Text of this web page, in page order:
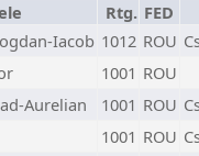
Rtg. FED
Iacob 1012 ROU
1001 ROU
Aurelian 1001 ROU
1001 ROU